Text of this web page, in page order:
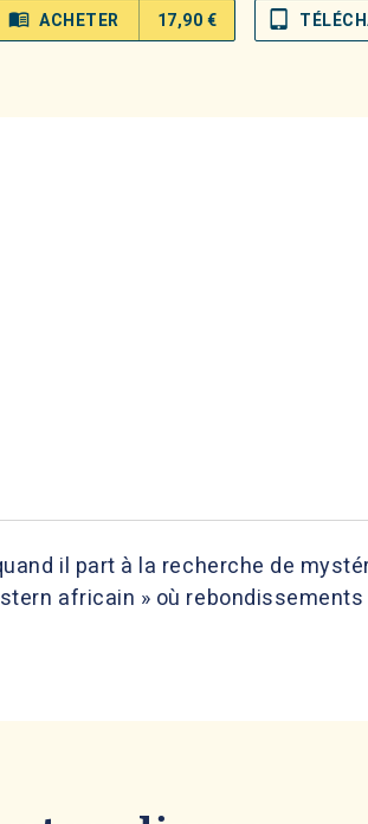
menu_book ACHETER 17,90 € tablet_mac
il part à la recherche de
africain » où